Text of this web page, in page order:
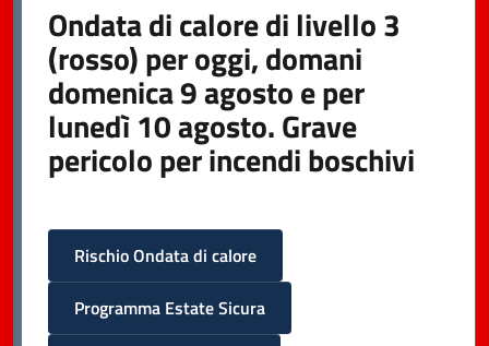
Ondata di calore di livello 3
(rosso) per oggi, domani
domenica 9 agosto e per
lunedì 10 agosto. Grave
pericolo per incendi boschivi
Rischio Ondata di calore
Programma Estate Sicura